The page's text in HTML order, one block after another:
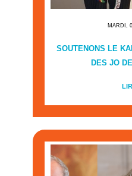
MARDI,
SOUTENONS LE
DES JO